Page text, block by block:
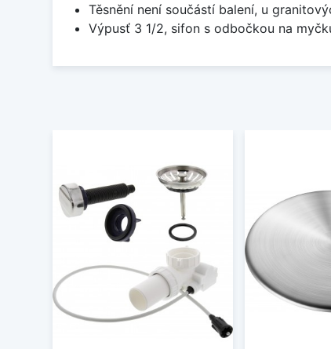
Těsnění není součástí balení, u
Výpusť 3 1/2, sifon s odbočkou na